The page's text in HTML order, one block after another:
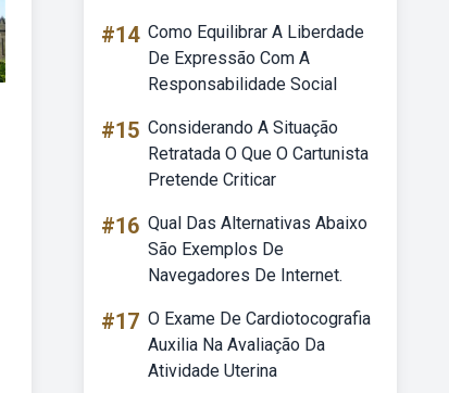
#14 Como Equilibrar A Liberdade
De Expressão Com A
Responsabilidade Social
#15 Considerando A Situação
Retratada O Que O Cartunista
Pretende Criticar
#16 Qual Das Alternativas Abaixo
São Exemplos De
Navegadores De Internet.
#17 O Exame De Cardiotocografia
Auxilia Na Avaliação Da
Atividade Uterina